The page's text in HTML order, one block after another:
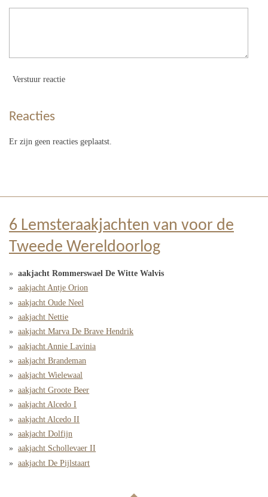
Verstuur reactie
Reacties
Er zijn geen reacties geplaatst.
6 Lemsteraakjachten van voor de
Tweede Wereldoorlog
aakjacht Rommerswael De Witte Walvis
aakjacht Antje Orion
aakjacht Oude Neel
aakjacht Nettie
aakjacht Marva De Brave Hendrik
aakjacht Annie Lavinia
aakjacht Brandeman
aakjacht Wielewaal
aakjacht Groote Beer
aakjacht Alcedo I
aakjacht Alcedo II
aakjacht Dolfijn
aakjacht Schollevaer II
aakjacht De Pijlstaart